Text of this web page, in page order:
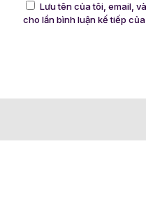
Lưu tên của tôi, email,
cho lần bình luận kế tiếp của